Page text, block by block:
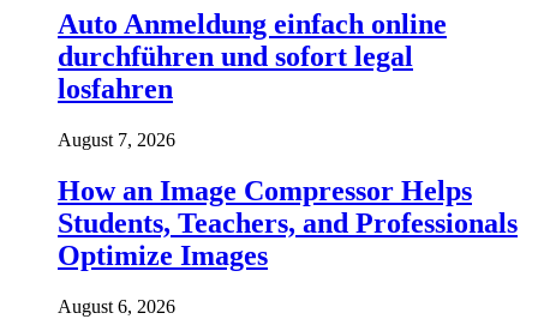
Auto Anmeldung einfach online
durchführen und sofort legal
losfahren
August 7, 2026
How an Image Compressor Helps
Students, Teachers, and Professionals
Optimize Images
August 6, 2026